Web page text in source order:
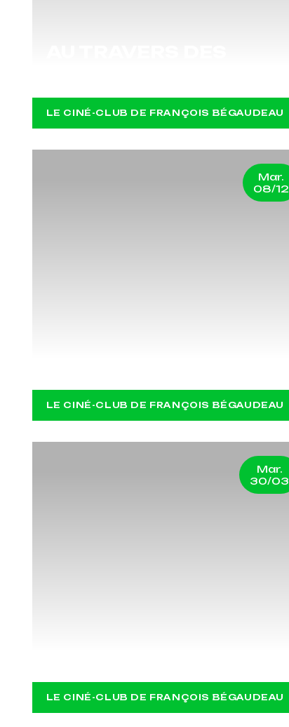
LE CINÉ-CLUB DE FRANÇOIS BÉGAUDEAU
Mar.
08/12
LE CINÉ-CLUB DE FRANÇOIS BÉGAUDEAU
Mar.
30/03
LE CINÉ-CLUB DE FRANÇOIS BÉGAUDEAU